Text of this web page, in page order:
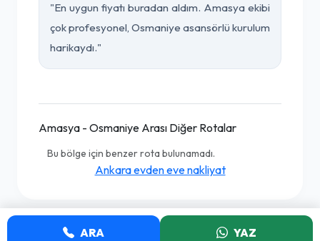
"En uygun fiyatı buradan aldım. Amasya ekibi
çok profesyonel, Osmaniye asansörlü kurulum
harikaydı."
Amasya - Osmaniye Arası Diğer Rotalar
Bu bölge için benzer rota bulunamadı.
Ankara evden eve nakliyat
ARA YAZ